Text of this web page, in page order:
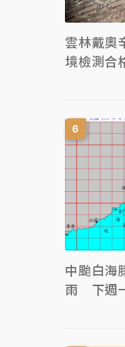
雲林戴奧
境檢測
中颱白海
雨 下週